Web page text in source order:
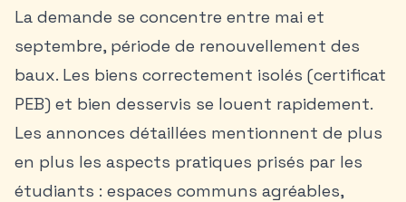
La demande se concentre entre mai et
septembre, période de renouvellement des
baux. Les biens correctement isolés (certificat
PEB) et bien desservis se louent rapidement.
Les annonces détaillées mentionnent de plus
en plus les aspects pratiques prisés par les
étudiants : espaces communs agréables,